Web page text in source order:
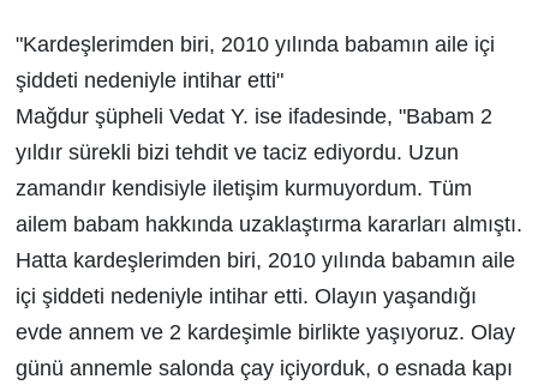
"Kardeşlerimden biri, 2010 yılında babamın aile içi
şiddeti nedeniyle intihar etti"
Mağdur şüpheli Vedat Y. ise ifadesinde, "Babam 2
yıldır sürekli bizi tehdit ve taciz ediyordu. Uzun
zamandır kendisiyle iletişim kurmuyordum. Tüm
ailem babam hakkında uzaklaştırma kararları almıştı.
Hatta kardeşlerimden biri, 2010 yılında babamın aile
içi şiddeti nedeniyle intihar etti. Olayın yaşandığı
evde annem ve 2 kardeşimle birlikte yaşıyoruz. Olay
günü annemle salonda çay içiyorduk, o esnada kapı